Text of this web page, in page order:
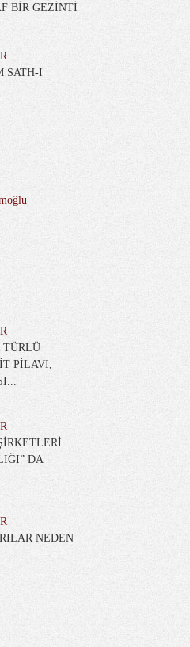
BİR GEZİNTİ
SATH-I
TÜRLÜ
PİLAVI,
DA
NEDEN